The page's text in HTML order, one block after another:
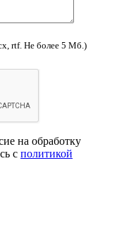
rtf. Не более 5 Мб.)
на обработку
с политикой